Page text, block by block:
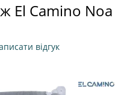
El Camino Noa
відгук